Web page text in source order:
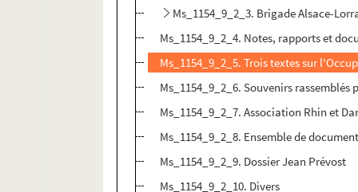
Ms_1154_9_2_3. Brigade Alsace-
Ms_1154_9_2_4. Notes, rapports et
Ms_1154_9_2_5. Trois textes sur
Ms_1154_9_2_6. Souvenirs rassemblés
Ms_1154_9_2_7. Association Rhin et
Ms_1154_9_2_8. Ensemble de
Ms_1154_9_2_9. Dossier Jean Prévost
Ms_1154_9_2_10. Divers